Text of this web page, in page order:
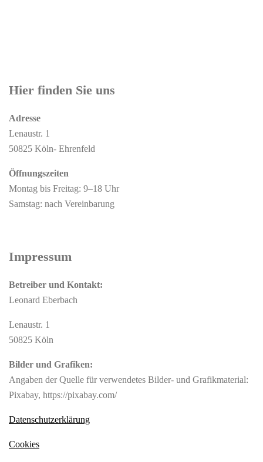
Hier finden Sie uns
Adresse
Lenaustr. 1
50825 Köln- Ehrenfeld
Öffnungszeiten
Montag bis Freitag: 9–18 Uhr
Samstag: nach Vereinbarung
Impressum
Betreiber und Kontakt:
Leonard Eberbach
Lenaustr. 1
50825 Köln
Bilder und Grafiken:
Angaben der Quelle für verwendetes Bilder- und Grafikmaterial:
Pixabay, https://pixabay.com/
Datenschutzerklärung
Cookies